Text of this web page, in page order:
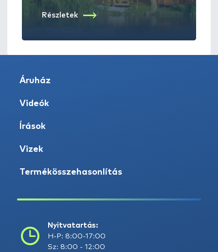
Részletek
Áruház
Videók
Írások
Vizek
Termékösszehasonlítás
Nyitvatartás:
H-P: 8:00-17:00
Sz: 8:00 - 12:00